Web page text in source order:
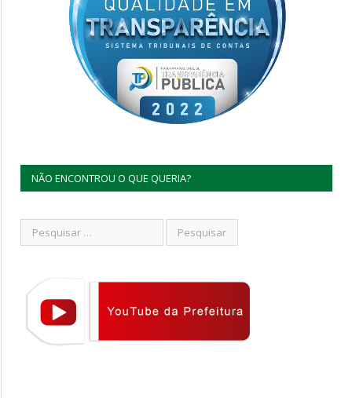
NÃO ENCONTROU O QUE QUERIA?